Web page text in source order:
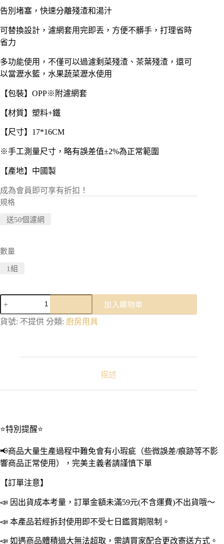
告別堵塞，快速分離殘渣和湯汁
可替換設計，濾網套用完即丟，方便不髒手，打理省時
省力
多功能使用，不僅可以過濾剩菜殘渣、茶葉殘渣，還可
以當瀝水籃，水果蔬菜瀝水使用
【包裝】OPP※附濾網套
【材質】塑料+鐵
【尺寸】17*16CM
※手工測量尺寸，略有誤差值±2%為正常範圍
【產地】中國製
成為會員即可享有折扣！
規格
送50個濾網
數量
1組
水
槽
網
架
廚
餘
過
濾
濾
架
加入購物車
貨號: 不提供 分類: 廚房用具
描述
⭐特別提醒⭐
📢商品大量生產過程中難免會有小瑕疵（些微誤差/痕跡等不影
響商品正常使用），完美主義者請謹慎下單
【訂單注意】
📣 因出貨成本考量，訂單金額未滿59元(不含運費)不出貨哦～
📣 本產品若經拆封使用即不受七日鑑賞期限制。
📣 如遇商品體積過大無法超取，需請買家配合更改寄送方式。